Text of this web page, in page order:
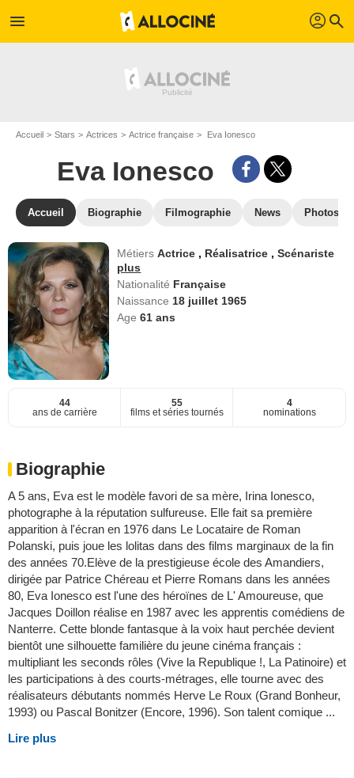
menu profil search
Accueil Stars Actrices Actrice française Eva Ionesco
Eva Ionesco
Accueil Biographie Filmographie News Photos
MétiersActrice , Réalisatrice ,Scénariste
plus
Nationalité Française
Naissance 18 juillet 1965
Age61 ans
44
ans de carrière
55
films et séries tournés
4
nominations
Biographie
A 5 ans, Eva est le modèle favori de sa mère, Irina Ionesco,
photographe à la réputation sulfureuse. Elle fait sa première
apparition à l'écran en 1976 dans Le Locataire de Roman
Polanski, puis joue les lolitas dans des films marginaux de la fin
des années 70.Elève de la prestigieuse école des Amandiers,
dirigée par Patrice Chéreau et Pierre Romans dans les années
80, Eva Ionesco est l'une des héroïnes de L' Amoureuse, que
Jacques Doillon réalise en 1987 avec les apprentis comédiens de
Nanterre. Cette blonde fantasque à la voix haut perchée devient
bientôt une silhouette familière du jeune cinéma français :
multipliant les seconds rôles (Vive la Republique !, La Patinoire) et
les participations à des courts-métrages, elle tourne avec des
réalisateurs débutants nommés Herve Le Roux (Grand Bonheur,
1993) ou Pascal Bonitzer (Encore, 1996). Son talent comique ...
Lire plus